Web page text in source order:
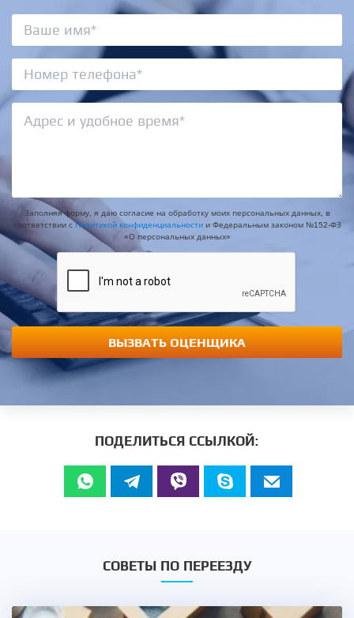
Заполняя форму, я даю согласие на обработку моих персональных данных, в
соответствии сПолитикой конфиденциальностии Федеральным законом №152-ФЗ
«О персональных данных»
ВЫЗВАТЬ ОЦЕНЩИКА
ПОДЕЛИТЬСЯ ССЫЛКОЙ:
СОВЕТЫ ПО ПЕРЕЕЗДУ